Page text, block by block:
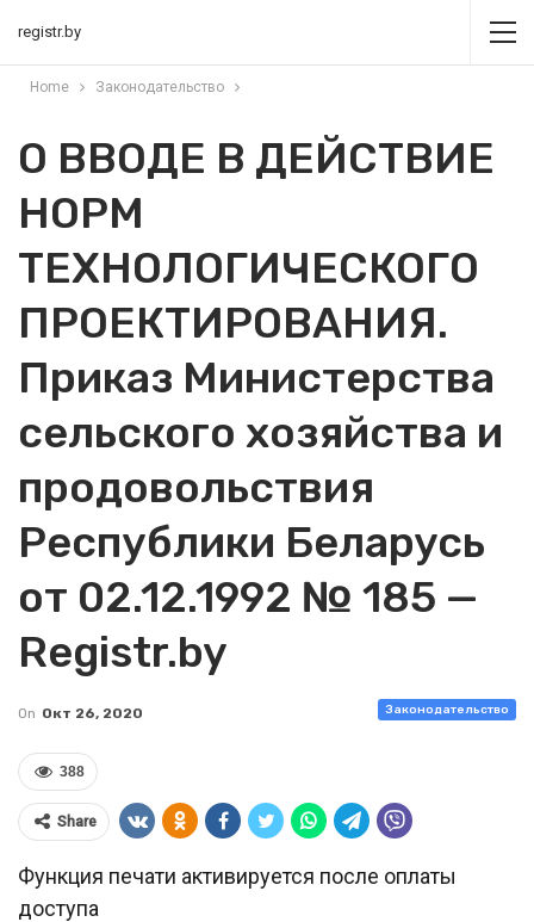
registr.by
Home Законодательство
О ВВОДЕ В ДЕЙСТВИЕ
НОРМ
ТЕХНОЛОГИЧЕСКОГО
ПРОЕКТИРОВАНИЯ.
Приказ Министерства
сельского хозяйства и
продовольствия
Республики Беларусь
от 02.12.1992 № 185 —
Registr.by
Законодательство
On Окт 26, 2020
388
Share
Функция печати активируется после оплаты
доступа